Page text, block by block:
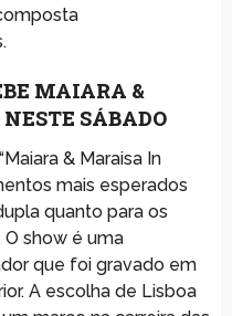
MAIARA &
SÁBADO
& Maraisa In
mais esperados
quanto para os
show é uma
que foi gravado em
A escolha de Lisboa